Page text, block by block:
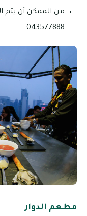
من الممكن أن يتم
043577888.
مطعم الدوار